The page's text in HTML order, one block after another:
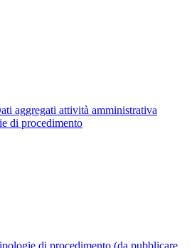
aggregati attività amministrativa
di procedimento